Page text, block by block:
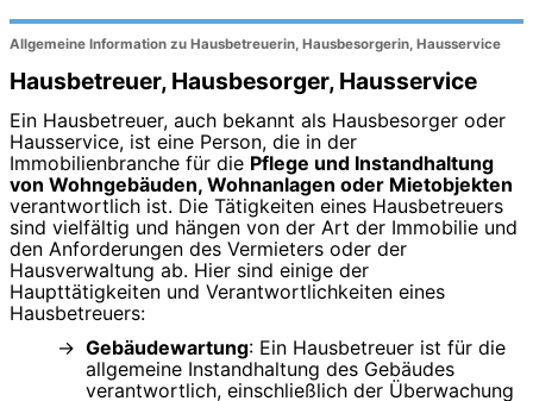
Allgemeine Information zu Hausbetreuerin, Hausbesorgerin, Hausservice
Hausbetreuer, Hausbesorger, Hausservice
Ein Hausbetreuer, auch bekannt als Hausbesorger oder
Hausservice, ist eine Person, die in der
Immobilienbranche für die Pflege und Instandhaltung
von Wohngebäuden, Wohnanlagen oder Mietobjekten
verantwortlich ist. Die Tätigkeiten eines Hausbetreuers
sind vielfältig und hängen von der Art der Immobilie und
den Anforderungen des Vermieters oder der
Hausverwaltung ab. Hier sind einige der
Haupttätigkeiten und Verantwortlichkeiten eines
Hausbetreuers:
Gebäudewartung: Ein Hausbetreuer ist für die
allgemeine Instandhaltung des Gebäudes
verantwortlich, einschließlich der Überwachung